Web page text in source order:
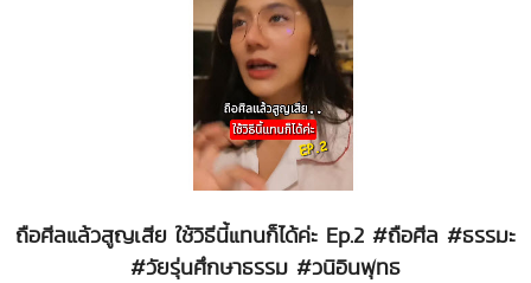
ถือศีลแล้วสูญเสีย ใช้วิธีนี้แทนก็ได้ค่ะ Ep.2 #ถือศีล #ธรรมะ
#วัยรุ่นศึกษาธรรม #วนิอินพุทธ